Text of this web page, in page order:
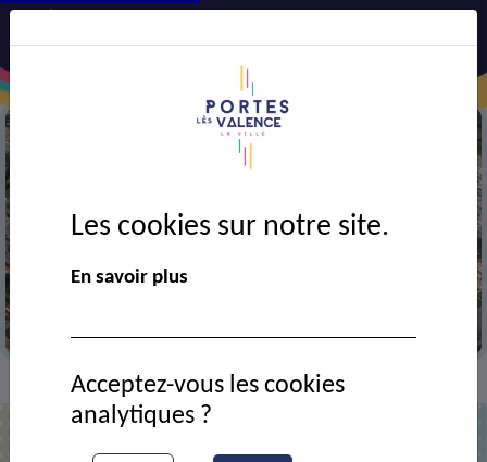
> Annuaire
Les cookies sur notre site.
En savoir plus
Acceptez-vous les cookies
analytiques ?